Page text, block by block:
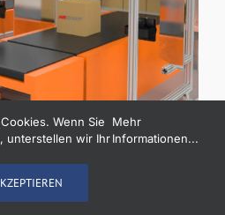
in
Wenn Sie
unterstellen wir Ihr
Mehr
Informationen...